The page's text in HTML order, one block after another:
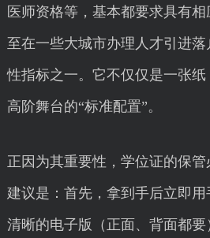
医师资格等，基本都要求具有
至在一些大城市办理人才引进
性指标之一。它不仅仅是一张
高阶舞台的“标准配置”。
正因为其重要性，学位证的保
建议是：首先，拿到手后立即
清晰的电子版（正面、背面都